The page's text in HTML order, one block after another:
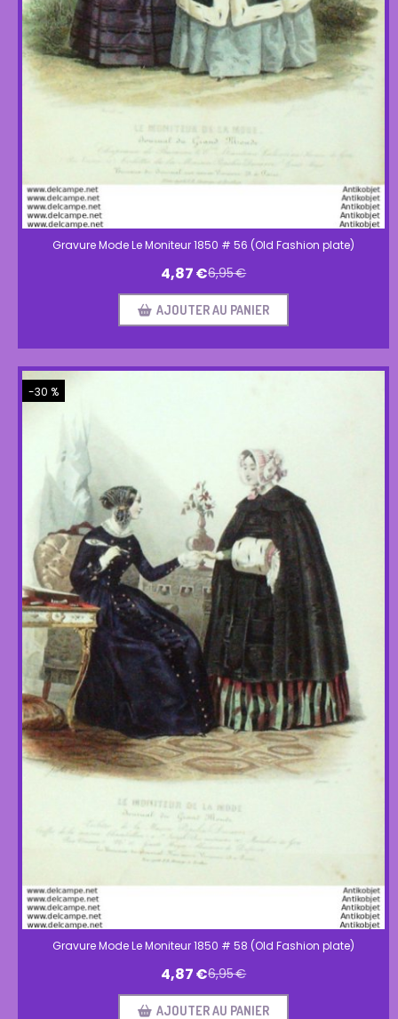
Gravure Mode Le Moniteur 1850 # 56 (Old Fashion plate)
4,87€6,95€
AJOUTER AU PANIER
-30 %
Gravure Mode Le Moniteur 1850 # 58 (Old Fashion plate)
4,87€6,95€
AJOUTER AU PANIER